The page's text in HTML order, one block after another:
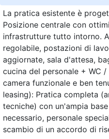
La pratica esistente è
Posizione centrale con
infrastrutture tutto intorno.
regolabile, postazioni di
aggiornate, sala d'attesa,
cucina del personale + WC
camera funzionale e ben
leasing): Pratica completa
tecniche) con un'ampia
necessario, personale
scambio di un accordo di